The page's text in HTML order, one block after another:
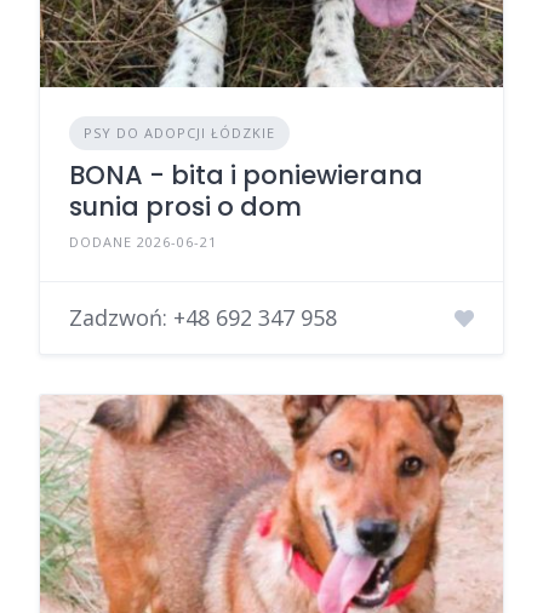
PSY DO ADOPCJI ŁÓDZKIE
BONA - bita i poniewierana
sunia prosi o dom
DODANE 2026-06-21
Zadzwoń: +48 692 347 958